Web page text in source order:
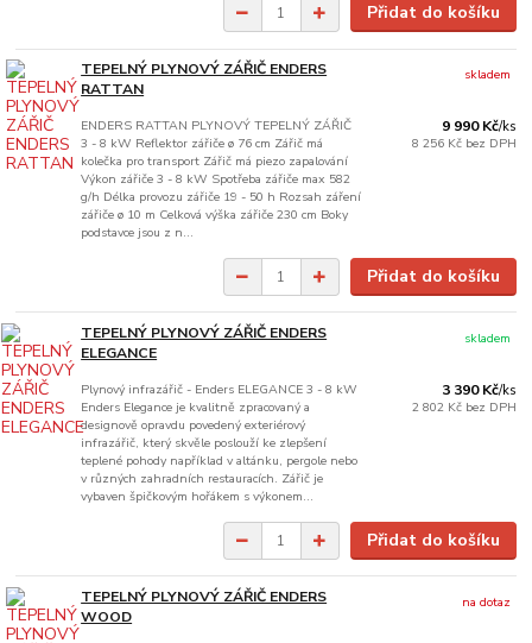
Přidat do košíku
TEPELNÝ PLYNOVÝ ZÁŘIČ ENDERS
RATTAN
ENDERS RATTAN PLYNOVÝ TEPELNÝ ZÁŘIČ
3 - 8 kW Reflektor zářiče ø 76 cm Zářič má
kolečka pro transport Zářič má piezo zapalování
Výkon zářiče 3 - 8 kW Spotřeba zářiče max 582
g/h Délka provozu zářiče 19 - 50 h Rozsah záření
zářiče ø 10 m Celková výška zářiče 230 cm Boky
podstavce jsou z n...
9 990 Kč/ks
8 256 Kč bez DPH
skladem
Přidat do košíku
TEPELNÝ PLYNOVÝ ZÁŘIČ ENDERS
ELEGANCE
Plynový infrazářič - Enders ELEGANCE 3 - 8 kW
Enders Elegance je kvalitně zpracovaný a
designově opravdu povedený exteriérový
infrazářič, který skvěle poslouží ke zlepšení
teplené pohody například v altánku, pergole nebo
v různých zahradních restauracích. Zářič je
vybaven špičkovým hořákem s výkonem...
3 390 Kč/ks
2 802 Kč bez DPH
skladem
Přidat do košíku
TEPELNÝ PLYNOVÝ ZÁŘIČ ENDERS
WOOD
na dotaz